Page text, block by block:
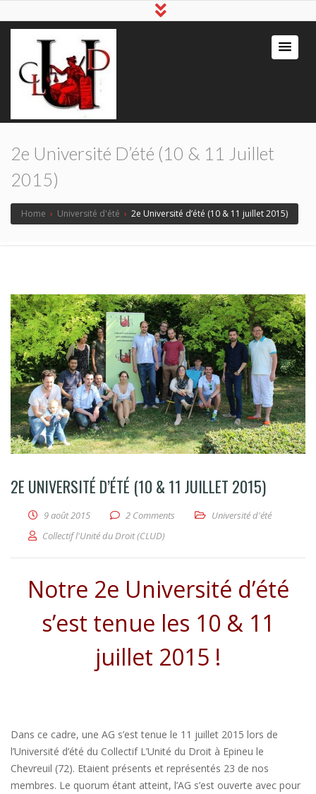
2e Université D’été (10 & 11 Juillet
2015)
Home › Université d'été › 2e Université d’été (10 & 11 juillet 2015)
2E UNIVERSITÉ D’ÉTÉ (10 & 11 JUILLET 2015)
9 août 2015 2 Comments
Université d'été
Collectif l'Unité du Droit (CLUD)
Notre 2e Université d’été
s’est tenue les 10 & 11
juillet 2015 !
Dans ce cadre, une AG s’est tenue le 11 juillet 2015 lors de
l’Université d’été du Collectif L’Unité du Droit à Epineu le
Chevreuil (72). Etaient présents et représentés 23 de nos
membres. Le quorum étant atteint, l’AG s’est ouverte avec pour